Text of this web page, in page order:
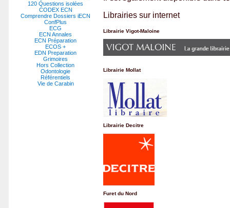
120 Questions isolées
CODEX ECN
Comprendre Dossiers iECN
ConfPlus
ECG
ECN Annales
ECN Préparation
ECOS +
EDN Preparation
Grimoires
Hors Collection
Odontologie
Référentiels
Vie de Carabin
Librairies sur internet
Librairie Vigot-Maloine
Librairie Mollat
Librairie Decitre
Furet du Nord